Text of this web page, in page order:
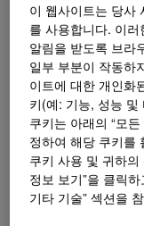
무엇입니까
이 웹사이트는 당사
를 사용합니다. 이
알림을 받도록 브라
일부 부분이 작동하
이트에 대한 개인화
키(예: 기능, 성능
쿠키는 아래의 “모
정하여 해당 쿠키를
쿠키 사용 및 귀하
정보 보기”을 클릭
기타 기술” 섹션을